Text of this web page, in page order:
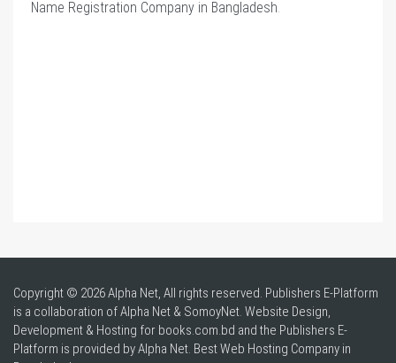
Name Registration Company in Bangladesh
Copyright © 2026 Alpha Net, All rights reserved. Publishers E-Platform
is a collaboration of Alpha Net & SomoyNet. Website Design,
Development & Hosting for books.com.bd and the Publishers E-
Platform is provided by Alpha Net. BestWeb Hosting Company in